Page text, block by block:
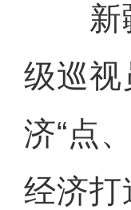
新疆
级巡
济“点
经济